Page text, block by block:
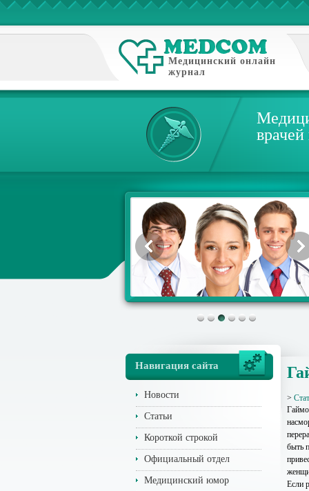
Медицинский онлайн
журнал
Навигация сайта
Новости
Статьи
Короткой строкой
Официальный отдел
Медицинский юмор
>
быть
Если